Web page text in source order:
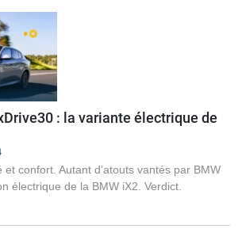
: la variante électrique de
et confort. Autant d’atouts vantés par BMW
électrique de la BMW iX2. Verdict.